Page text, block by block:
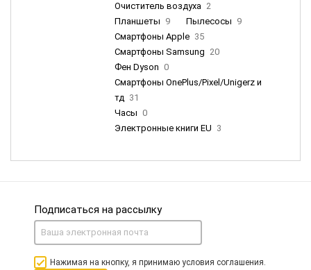
Очиститель воздуха 2
Планшеты 9 Пылесосы 9
Смартфоны Apple 35
Смартфоны Samsung 20
Фен Dyson 0
Смартфоны OnePlus/Pixel/Unigerz и
тд 31
Часы 0
Электронные книги EU 3
Подписаться на рассылку
Нажимая на кнопку, я принимаю условия соглашения.